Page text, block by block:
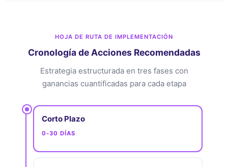
HOJA DE RUTA DE IMPLEMENTACIÓN
Cronología de Acciones Recomendadas
Estrategia estructurada en tres fases con
ganancias cuantificadas para cada etapa
Corto Plazo
0-30 DÍAS